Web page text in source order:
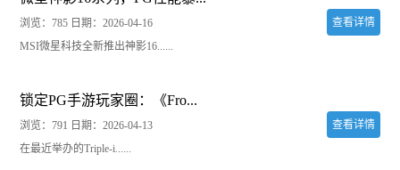
浏览：785日期：2026-04-16
MSI微星科技全新推出神影16......
查看详情
锁定PG手游玩家圈：《Fro...
浏览：791 日期：2026-04-13
在最近举办的Triple-i......
查看详情